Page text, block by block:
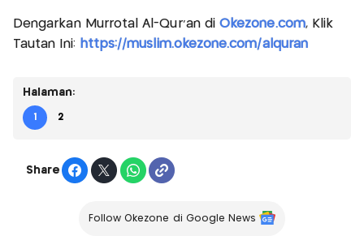
Dengarkan Murrotal Al-Qur'an diOkezone.com, Klik
Tautan Ini: https://muslim.okezone.com/alquran
Halaman:
1 2
Share
Follow Okezone di Google News